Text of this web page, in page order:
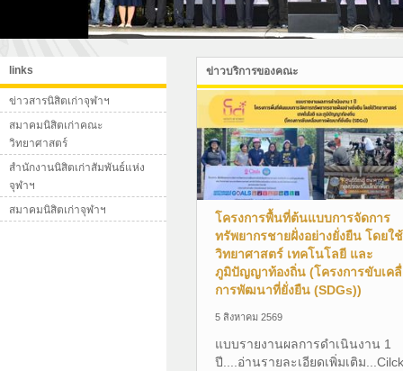
links
ข่าวสารนิสิตเก่าจุฬาฯ
สมาคมนิสิตเก่าคณะ
วิทยาศาสตร์
สำนักงานนิสิตเก่าสัมพันธ์แห่ง
จุฬาฯ
สมาคมนิสิตเก่าจุฬาฯ
ข่าวบริการของคณะ
โครงการพื้นที่ต้นแบบการจัดการ
ทรัพยากรชายฝั่งอย่างยั่งยืน โดยใช้
วิทยาศาสตร์ เทคโนโลยี และ
ภูมิปัญญาท้องถิ่น (โครงการขับเค
การพัฒนาที่ยั่งยืน (SDGs))
5 สิงหาคม 2569
แบบรายงานผลการดำเนินงาน 1
ปี....อ่านรายละเอียดเพิ่มเติม